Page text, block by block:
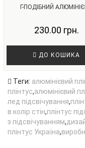
Г-ПОДІБНИЙ
230.00 грн.
ДО КОШИКА
Теги: алюмінієвий
плінтус,алюмінієвий
лед підсвічування,
в колір стін,плінтус
з підсвічуванням,
плінтус Україна,